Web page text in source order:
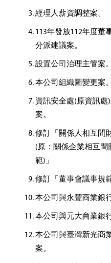
經理人薪資調整案。
113年發放112年度董
分派建議案。
設置公司治理主管案。
本公司組織圖變更案。
資訊安全處(原資訊
案。
修訂「關係人相互間
(原：關係企業相互間
範)」
修訂「董事會議事規
本公司與永豐商業銀
本公司與元大商業銀
本公司與臺灣新光商
案。